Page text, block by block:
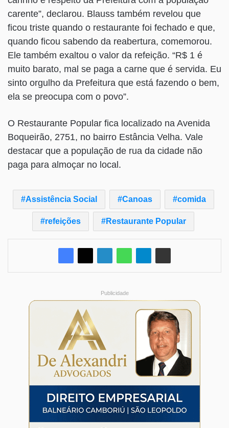
carente”, declarou. Blauss também revelou que
ficou triste quando o restaurante foi fechado e que,
quando ficou sabendo da reabertura, comemorou.
Ele também exaltou o valor da refeição. “R$ 1 é
muito barato, mal se paga a carne que é servida. Eu
sinto orgulho da Prefeitura que está fazendo o bem,
ela se preocupa com o povo”.
O Restaurante Popular fica localizado na Avenida
Boqueirão, 2751, no bairro Estância Velha. Vale
destacar que a população de rua da cidade não
paga para almoçar no local.
Assistência Social Canoas comida
refeições Restaurante Popular
Publicidade